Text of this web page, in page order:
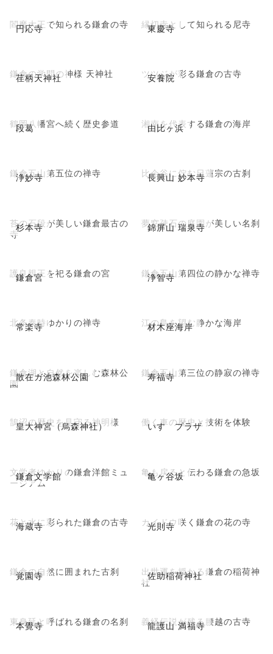
円応寺
閻魔大王で知られる鎌倉の寺 東慶寺
縁切寺として知られる尼寺
荏柄天神社
鎌倉の学問の神様 天神社 安養院
ツツジが彩る鎌倉の古寺
段葛
鶴岡八幡宮へ続く歴史参道 由比ヶ浜
湘南を代表する鎌倉の海岸
浄妙寺
鎌倉五山第五位の禅寺 長興山 妙本寺
比企谷に佇む日蓮宗の古刹
杉本寺
苔の石段が美しい鎌倉最古の
寺
錦屏山 瑞泉寺
夢窓疎石の庭園が美しい名刹
鎌倉宮
護良親王を祀る鎌倉の宮 浄智寺
鎌倉五山第四位の静かな禅寺
常楽寺
北条泰時ゆかりの禅寺 材木座海岸
江の島を望む静かな海岸
散在ガ池森林公園
鎌倉湖と自然を楽しむ森林公
園
寿福寺
鎌倉五山第三位の静寂の禅寺
皇大神宮（烏森神社）
鵠沼の歴史を見守る神明様 いすゞプラザ
働く車の歴史と技術を体験
鎌倉文学館
文学者ゆかりの鎌倉洋館ミュ
ージアム
亀ヶ谷坂
亀も戻ると伝わる鎌倉の急坂
海蔵寺
花と水に彩られた鎌倉の古寺 光則寺
カイドウ咲く鎌倉の花の寺
覚園寺
鎌倉の自然に囲まれた古刹 佐助稲荷神社
出世運を授かる鎌倉の稲荷神
社
本覺寺
東身延と呼ばれる鎌倉の名刹 龍護山 満福寺
義経伝説が残る腰越の古寺